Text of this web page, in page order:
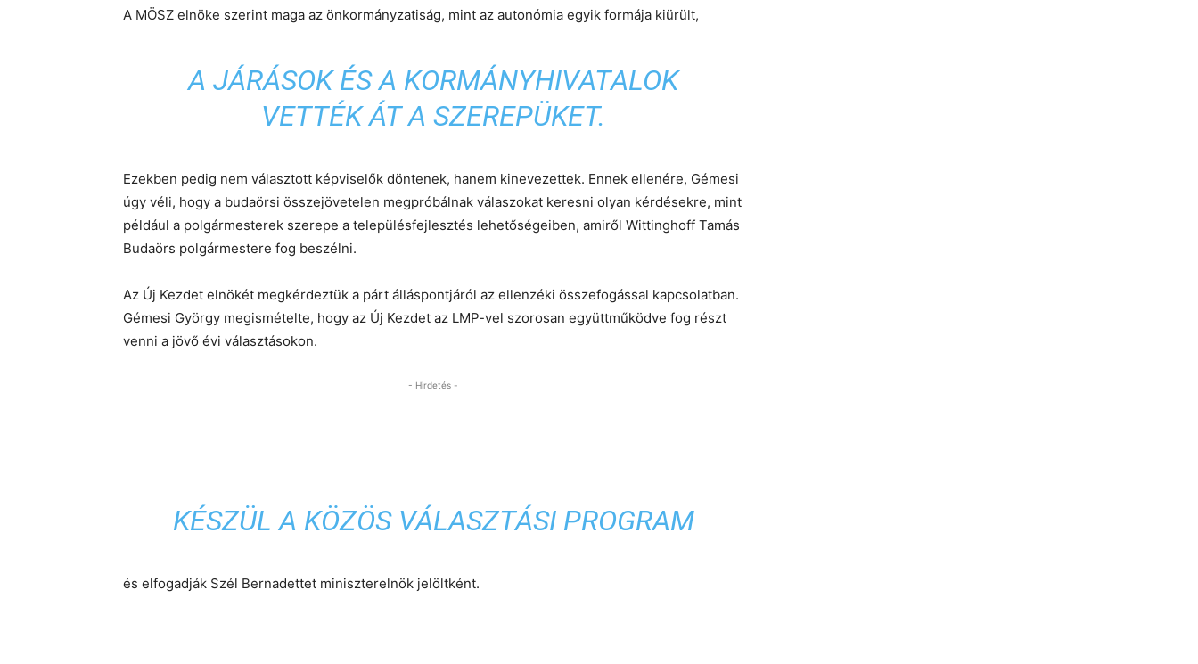
A MÖSZ elnöke szerint maga az önkormányzatiság, mint az autonómia egyik formája kiürült,
A JÁRÁSOK ÉS A KORMÁNYHIVATALOK
VETTÉK ÁT A SZEREPÜKET.
Ezekben pedig nem választott képviselők döntenek, hanem kinevezettek. Ennek ellenére, Gémesi
úgy véli, hogy a budaörsi összejövetelen megpróbálnak válaszokat keresni olyan kérdésekre, mint
például a polgármesterek szerepe a településfejlesztés lehetőségeiben, amiről Wittinghoff Tamás
Budaörs polgármestere fog beszélni.
Az Új Kezdet elnökét megkérdeztük a párt álláspontjáról az ellenzéki összefogással kapcsolatban.
Gémesi György megismételte, hogy az Új Kezdet az LMP-vel szorosan együttműködve fog részt
venni a jövő évi választásokon.
- Hirdetés -
KÉSZÜL A KÖZÖS VÁLASZTÁSI PROGRAM
és elfogadják Szél Bernadettet miniszterelnök jelöltként.